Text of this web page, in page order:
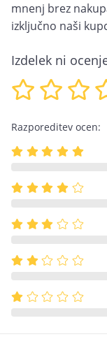
mnenj brez
izključno naši
Izdelek ni
Razporeditev ocen: